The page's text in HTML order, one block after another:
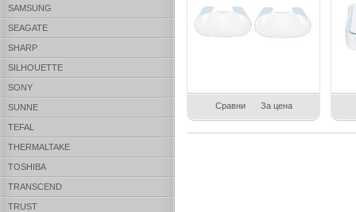
SAMSUNG
SEAGATE
SHARP
SILHOUETTE
SONY
SUNNE
TEFAL
THERMALTAKE
TOSHIBA
TRANSCEND
TRUST
Сравни За цена